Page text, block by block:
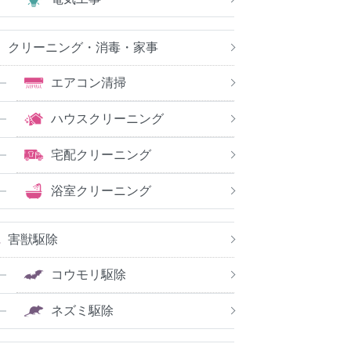
クリーニング・消毒・家事
エアコン清掃
ハウスクリーニング
宅配クリーニング
浴室クリーニング
害獣駆除
コウモリ駆除
ネズミ駆除